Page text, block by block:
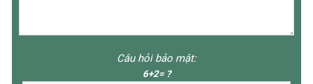
Câu hỏi bảo mật:
6+2= ?